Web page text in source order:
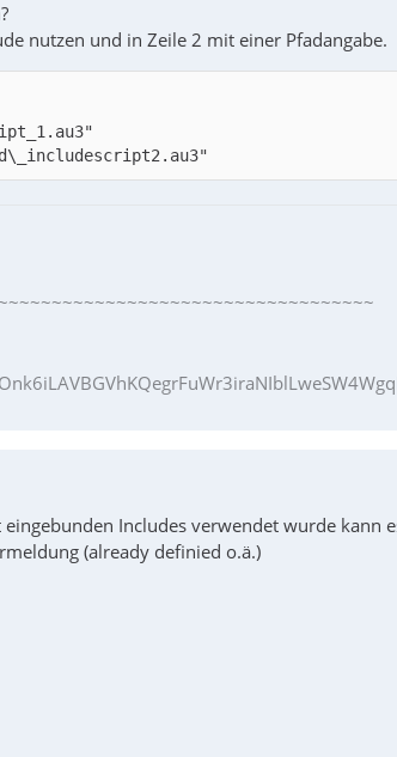
nutzen und in Zeile 2 mit einer Pfadangabe.
Includes verwendet wurde kann
(already definied o.ä.)